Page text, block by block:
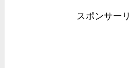
スポンサー